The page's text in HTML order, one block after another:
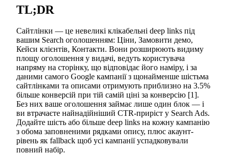
TL;DR
Сайтлінки — це невеликі клікабельні deep links під
вашим Search оголошенням: Ціни, Замовити демо,
Кейси клієнтів, Контакти. Вони розширюють видиму
площу оголошення у видачі, ведуть користувача
напряму на сторінку, що відповідає його наміру, і за
даними самого Google кампанії з щонайменше шістьма
сайтлінками та описами отримують приблизно на 3.5%
більше конверсій при тій самій ціні за конверсію [1].
Без них ваше оголошення займає лише один блок — і
ви втрачаєте найнадійніший CTR-приріст у Search Ads.
Додайте шість або більше deep links на кожну кампанію
з обома заповненими рядками опису, плюс акаунт-
рівень як fallback щоб усі кампанії успадковували
повний набір.